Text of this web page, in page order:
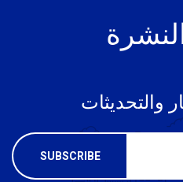
والتحديثات